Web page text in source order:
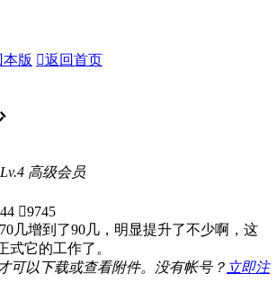
版 返回首页
Lv.4 高级会员
44 9745
几增到了90几，明显提升了不少啊，这
式它的工作了。
可以下载或查看附件。没有帐号？ 立即注